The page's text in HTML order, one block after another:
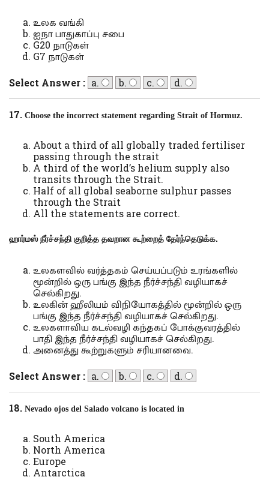
உலக வங்கி
ஐநா பாதுகாப்பு சபை
G20 நாடுகள்
G7 நாடுகள்
Select Answer : a. b. c. d.
17.Choose the incorrect statement regarding Strait of Hormuz.
About a third of all globally traded fertiliser
passing through the strait
A third of the world’s helium supply also
transits through the Strait.
Half of all global seaborne sulphur passes
through the Strait
All the statements are correct.
ஹார்மஸ் நீர்ச்சந்தி குறித்த தவறான கூற்றைத் தேர்ந்தெடுக்க.
உலகளவில் வர்த்தகம் செய்யப்படும் உரங்களில்
மூன்றில் ஒரு பங்கு இந்த நீர்ச்சந்தி வழியாகச்
செல்கிறது.
உலகின் ஹீலியம் விநியோகத்தில் மூன்றில் ஒரு
பங்கு இந்த நீர்ச்சந்தி வழியாகச் செல்கிறது.
உலகளாவிய கடல்வழி கந்தகப் போக்குவரத்தில்
பாதி இந்த நீர்ச்சந்தி வழியாகச் செல்கிறது.
அனைத்து கூற்றுகளும் சரியானவை.
Select Answer : a. b. c. d.
18.Nevado ojos del Salado volcano is located in
South America
North America
Europe
Antarctica